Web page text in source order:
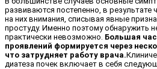
развиваются постепенно, в
на них внимания, списывая явные
простуду. Именно поэтому обнаружить
практически невозможно. Большая
проявлений формируется через
что затрудняет работу врача.
диатеза почек включает в себя